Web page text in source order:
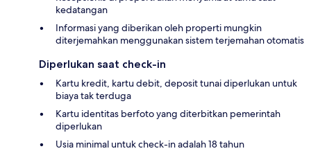
kedatangan
Informasi yang diberikan oleh properti mungkin
diterjemahkan menggunakan sistem terjemahan otomatis
Diperlukan saat check-in
Kartu kredit, kartu debit, deposit tunai diperlukan untuk
biaya tak terduga
Kartu identitas berfoto yang diterbitkan pemerintah
diperlukan
Usia minimal untuk check-in adalah 18 tahun